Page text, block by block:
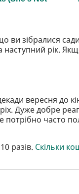
ви зібралися
рік.
вересня до
Дуже добре
потрібно часто
разів. Скільки